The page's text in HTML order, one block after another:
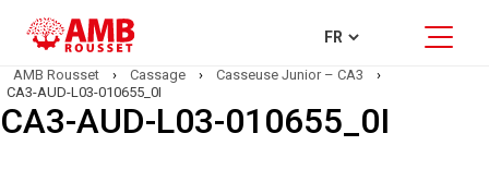
AMB Rousset › Cassage › Casseuse Junior – CA3
›
CA3-AUD-L03-010655_0I
CA3-AUD-L03-010655_0I